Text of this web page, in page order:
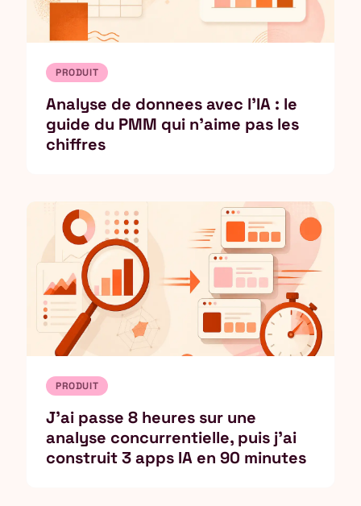
PRODUIT
Analyse de donnees avec l'IA : le
guide du PMM qui n'aime pas les
chiffres
PRODUIT
J'ai passe 8 heures sur une
analyse concurrentielle, puis j'ai
construit 3 apps IA en 90 minutes